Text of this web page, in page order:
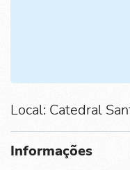
Local: Catedral
Informações